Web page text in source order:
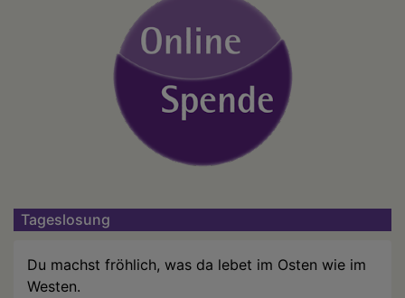
Tageslosung
Du machst fröhlich, was da lebet im Osten wie im
Westen.